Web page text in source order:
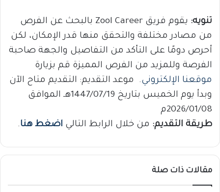
تنويه:
يقوم فريق Zool Career بالبحث عن الفرص
من مصادر مختلفة والتحقق منها قدر الإمكان، لكن
أحرص دومًا على التأكد من التفاصيل والجهة صاحبة
الفرصة وللمزيد من الفرص المميزة قم بزيارة
موقعنا الإلكتروني. موعد التقديم: التقديم متاح الآن
وبدأ يوم الخميس بتاريخ 1447/07/19هـ الموافق
2026/01/08م
طريقة التقديم: من خلال الرابط التالي اضغط هنا.
مقالات ذات صلة